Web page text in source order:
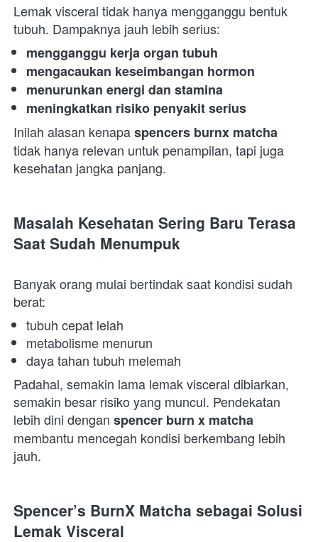
Lemak visceral tidak hanya mengganggu bentuk
tubuh. Dampaknya jauh lebih serius:
mengganggu kerja organ tubuh
mengacaukan keseimbangan hormon
menurunkan energi dan stamina
meningkatkan risiko penyakit serius
Inilah alasan kenapa spencers burnx matcha
tidak hanya relevan untuk penampilan, tapi juga
kesehatan jangka panjang.
Masalah Kesehatan Sering Baru Terasa
Saat Sudah Menumpuk
Banyak orang mulai bertindak saat kondisi sudah
berat:
tubuh cepat lelah
metabolisme menurun
daya tahan tubuh melemah
Padahal, semakin lama lemak visceral dibiarkan,
semakin besar risiko yang muncul. Pendekatan
lebih dini dengan spencer burn x matcha
membantu mencegah kondisi berkembang lebih
jauh.
Spencer’s BurnX Matcha sebagai Solusi
Lemak Visceral